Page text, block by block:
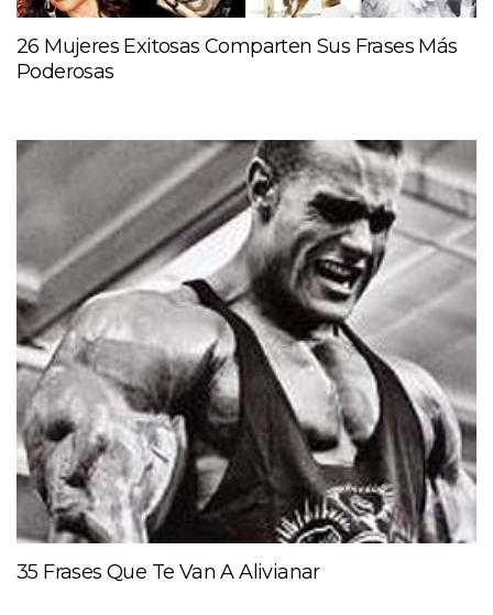
26 Mujeres Exitosas Comparten Sus Frases Más
Poderosas
35 Frases Que Te Van A Alivianar